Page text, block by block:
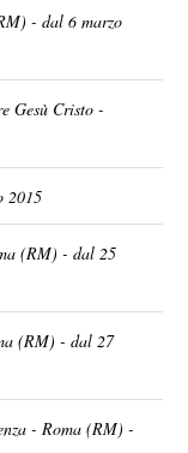
- dal 6 marzo
Gesù Cristo -
2015
(RM) - dal 25
(RM) - dal 27
- Roma (RM) -